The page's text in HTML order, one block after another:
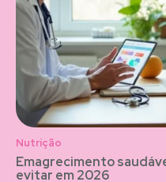
Nutrição
Emagrecimento
evitar em 2026